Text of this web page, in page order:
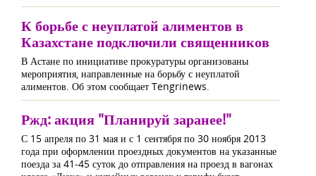
К борьбе с неуплатой алиментов в
Казахстане подключили священников
В Астане по инициативе прокуратуры организованы
мероприятия, направленные на борьбу с неуплатой
алиментов. Об этом сообщает Tengrinews.
Ржд: акция "Планируй заранее!"
С 15 апреля по 31 мая и с 1 сентября по 30 ноября 2013
года при оформлении проездных документов на указанные
поезда за 41-45 суток до отправления на проезд в вагонах